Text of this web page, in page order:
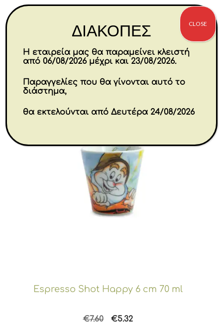
€ 157.80
Αγορά
Espresso Shot Happy 6 cm 70 ml
€7.60
Original
€5.32Η
ΔΙΑΚΟΠΕΣ
Η εταιρεία μας θα παραμείνει κλειστή
από 06/08/2026 μέχρι και 23/08/2026.
Παραγγελίες που θα γίνονται αυτό το
διάστημα,
θα εκτελούνται από Δευτέρα 24/08/2026
CLOSE